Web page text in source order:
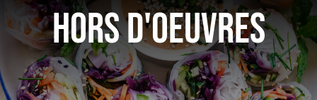
HORS D'OEUVRES